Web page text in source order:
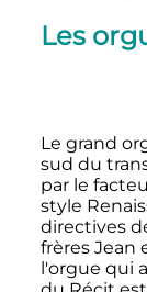
Les
Le grand
sud du
par le
style
directives
frères Jean
l'orgue qui